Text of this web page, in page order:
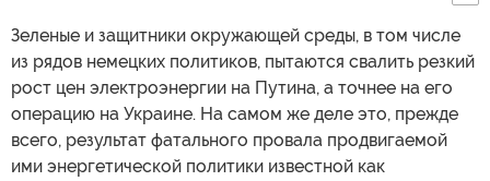
Зеленые и защитники окружающей среды, в том числе
из рядов немецких политиков, пытаются свалить резкий
рост цен электроэнергии на Путина, а точнее на его
операцию на Украине. На самом же деле это, прежде
всего, результат фатального провала продвигаемой
ими энергетической политики известной как